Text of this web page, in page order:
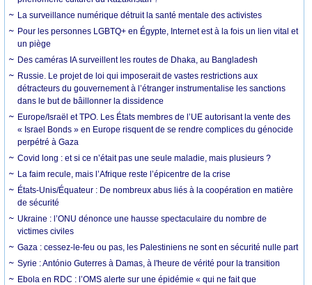
La surveillance numérique détruit la santé mentale des activistes
Pour les personnes LGBTQ+ en Égypte, Internet est à la fois un lien vital et
un piège
Des caméras IA surveillent les routes de Dhaka, au Bangladesh
Russie. Le projet de loi qui imposerait de vastes restrictions aux
détracteurs du gouvernement à l’étranger instrumentalise les sanctions
dans le but de bâillonner la dissidence
Europe/Israël et TPO. Les États membres de l’UE autorisant la vente des
« Israel Bonds » en Europe risquent de se rendre complices du génocide
perpétré à Gaza
Covid long : et si ce n’était pas une seule maladie, mais plusieurs ?
La faim recule, mais l’Afrique reste l’épicentre de la crise
États-Unis/Équateur : De nombreux abus liés à la coopération en matière
de sécurité
Ukraine : l’ONU dénonce une hausse spectaculaire du nombre de
victimes civiles
Gaza : cessez-le-feu ou pas, les Palestiniens ne sont en sécurité nulle part
Syrie : António Guterres à Damas, à l'heure de vérité pour la transition
Ebola en RDC : l’OMS alerte sur une épidémie « qui ne fait que